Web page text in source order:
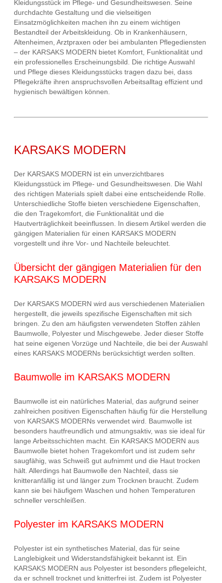
Kleidungsstück im Pflege- und Gesundheitswesen. Seine
durchdachte Gestaltung und die vielseitigen
Einsatzmöglichkeiten machen ihn zu einem wichtigen
Bestandteil der Arbeitskleidung. Ob in Krankenhäusern,
Altenheimen, Arztpraxen oder bei ambulanten Pflegediensten
– der KARSAKS MODERN bietet Komfort, Funktionalität und
ein professionelles Erscheinungsbild. Die richtige Auswahl
und Pflege dieses Kleidungsstücks tragen dazu bei, dass
Pflegekräfte ihren anspruchsvollen Arbeitsalltag effizient und
hygienisch bewältigen können.
KARSAKS MODERN
Der KARSAKS MODERN ist ein unverzichtbares
Kleidungsstück im Pflege- und Gesundheitswesen. Die Wahl
des richtigen Materials spielt dabei eine entscheidende Rolle.
Unterschiedliche Stoffe bieten verschiedene Eigenschaften,
die den Tragekomfort, die Funktionalität und die
Hautverträglichkeit beeinflussen. In diesem Artikel werden die
gängigen Materialien für einen KARSAKS MODERN
vorgestellt und ihre Vor- und Nachteile beleuchtet.
Übersicht der gängigen Materialien für den
KARSAKS MODERN
Der KARSAKS MODERN wird aus verschiedenen Materialien
hergestellt, die jeweils spezifische Eigenschaften mit sich
bringen. Zu den am häufigsten verwendeten Stoffen zählen
Baumwolle, Polyester und Mischgewebe. Jeder dieser Stoffe
hat seine eigenen Vorzüge und Nachteile, die bei der Auswahl
eines KARSAKS MODERNs berücksichtigt werden sollten.
Baumwolle im KARSAKS MODERN
Baumwolle ist ein natürliches Material, das aufgrund seiner
zahlreichen positiven Eigenschaften häufig für die Herstellung
von KARSAKS MODERNs verwendet wird. Baumwolle ist
besonders hautfreundlich und atmungsaktiv, was sie ideal für
lange Arbeitsschichten macht. Ein KARSAKS MODERN aus
Baumwolle bietet hohen Tragekomfort und ist zudem sehr
saugfähig, was Schweiß gut aufnimmt und die Haut trocken
hält. Allerdings hat Baumwolle den Nachteil, dass sie
knitteranfällig ist und länger zum Trocknen braucht. Zudem
kann sie bei häufigem Waschen und hohen Temperaturen
schneller verschleißen.
Polyester im KARSAKS MODERN
Polyester ist ein synthetisches Material, das für seine
Langlebigkeit und Widerstandsfähigkeit bekannt ist. Ein
KARSAKS MODERN aus Polyester ist besonders pflegeleicht,
da er schnell trocknet und knitterfrei ist. Zudem ist Polyester